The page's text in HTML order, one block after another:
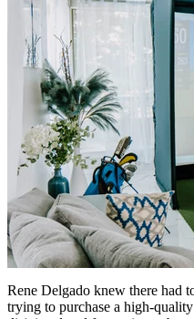
Rene Delgado knew there had
trying to purchase a high-